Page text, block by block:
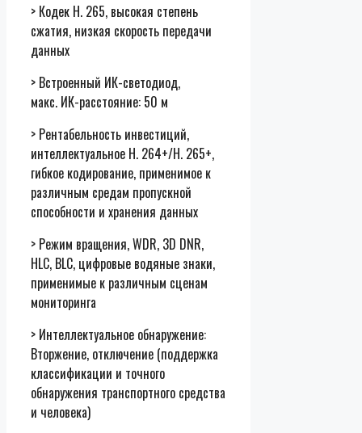
> Кодек H. 265, высокая степень
сжатия, низкая скорость передачи
данных
> Встроенный ИК-светодиод,
макс. ИК-расстояние: 50 м
> Рентабельность инвестиций,
интеллектуальное H. 264+/H. 265+,
гибкое кодирование, применимое к
различным средам пропускной
способности и хранения данных
> Режим вращения, WDR, 3D DNR,
HLC, BLC, цифровые водяные знаки,
применимые к различным сценам
мониторинга
> Интеллектуальное обнаружение:
Вторжение, отключение (поддержка
классификации и точного
обнаружения транспортного средства
и человека)